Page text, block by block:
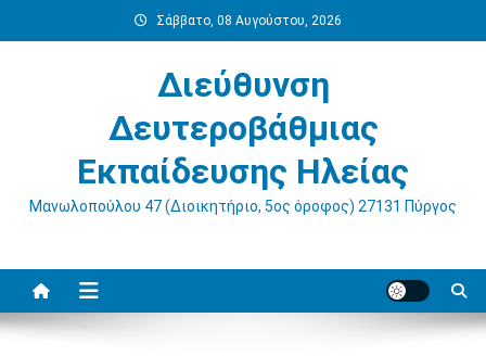
στο
Σάββατο, 08 Αυγούστου, 2026
Διεύθυνση
Δευτεροβάθμιας
Εκπαίδευσης Ηλείας
Μανωλοπούλου 47 (Διοικητήριο, 5ος όροφος) 27131 Πύργος